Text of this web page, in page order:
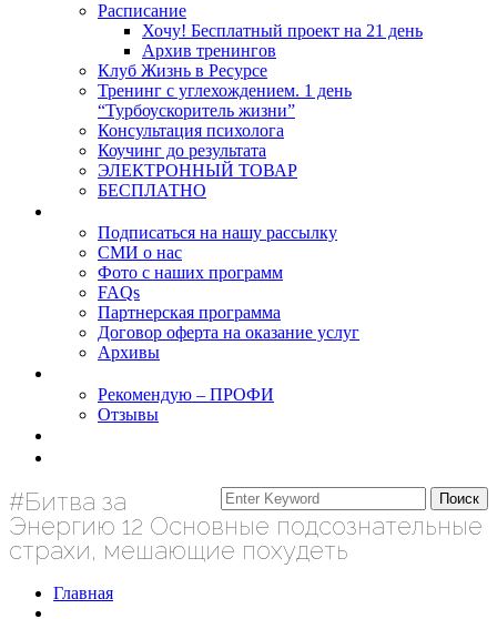
Расписание
Хочу! Бесплатный проект на 21 день
Архив тренингов
Клуб Жизнь в Ресурсе
Тренинг с углехождением. 1 день
“Турбоускоритель жизни”
Консультация психолога
Коучинг до результата
ЭЛЕКТРОННЫЙ ТОВАР
БЕСПЛАТНО
Подписаться на нашу рассылку
СМИ о нас
Фото с наших программ
FAQs
Партнерская программа
Договор оферта на оказание услуг
Архивы
Рекомендую – ПРОФИ
Отзывы
#Битва за
Энергию 12 Основные подсознательные
страхи, мешающие похудеть
Главная